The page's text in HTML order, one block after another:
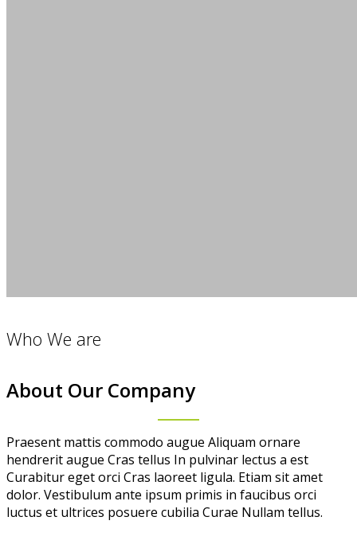
Who We are
About Our Company
Praesent mattis commodo augue Aliquam ornare
hendrerit augue Cras tellus In pulvinar lectus a est
Curabitur eget orci Cras laoreet ligula. Etiam sit amet
dolor. Vestibulum ante ipsum primis in faucibus orci
luctus et ultrices posuere cubilia Curae Nullam tellus.